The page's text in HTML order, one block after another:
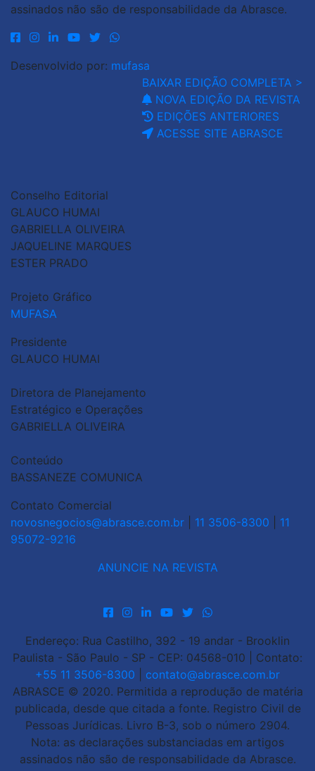
assinados não são de responsabilidade da Abrasce.
Desenvolvido por: mufasa
BAIXAR EDIÇÃO COMPLETA >
NOVA EDIÇÃO DA REVISTA
EDIÇÕES ANTERIORES
ACESSE SITE ABRASCE
Conselho Editorial
GLAUCO HUMAI
GABRIELLA OLIVEIRA
JAQUELINE MARQUES
ESTER PRADO
Projeto Gráfico
MUFASA
Presidente
GLAUCO HUMAI
Diretora de Planejamento
Estratégico e Operações
GABRIELLA OLIVEIRA
Conteúdo
BASSANEZE COMUNICA
Contato Comercial
novosnegocios@abrasce.com.br
11 3506-8300
11
95072-9216
ANUNCIE NA REVISTA
Endereço: Rua Castilho, 392 - 19 andar - Brooklin
Paulista - São Paulo - SP - CEP: 04568-010 | Contato:
+55 11 3506-8300
contato@abrasce.com.br
ABRASCE © 2020. Permitida a reprodução de matéria
publicada, desde que citada a fonte. Registro Civil de
Pessoas Jurídicas. Livro B-3, sob o número 2904.
Nota: as declarações substanciadas em artigos
assinados não são de responsabilidade da Abrasce.